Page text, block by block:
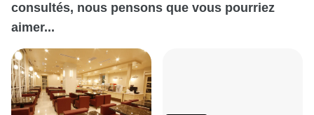
consultés, nous pensons que vous pourriez
aimer...